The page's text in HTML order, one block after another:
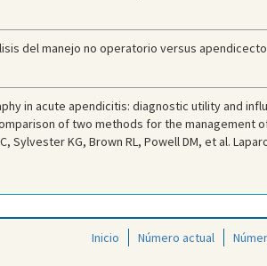
del manejo no operatorio versus
in acute apendicitis: diagnostic utility and
of two methods for the management
Sylvester KG, Brown RL, Powell DM, et al.
Inicio Número actual